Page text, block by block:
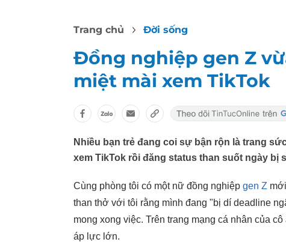
Trang chủ Đời sống
Đồng nghiệp gen Z
miệt mài xem TikTok
Nhiều bạn trẻ đang coi sự bận rộn là trang
xem TikTok rồi đăng status than suốt ngày bị
Cùng phòng tôi có một nữ đồng nghiệp gen Z
than thở với tôi rằng mình đang "bị dí deadline
mong xong việc. Trên trang mạng cá nhân của
áp lực lớn.